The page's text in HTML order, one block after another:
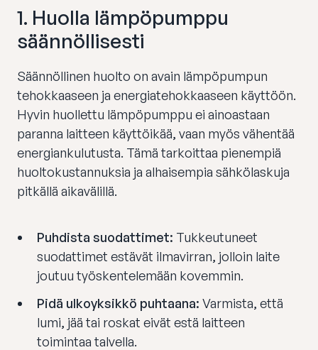
1. Huolla lämpöpumppu
säännöllisesti
Säännöllinen huolto on avain lämpöpumpun
tehokkaaseen ja energiatehokkaaseen käyttöön.
Hyvin huollettu lämpöpumppu ei ainoastaan
paranna laitteen käyttöikää, vaan myös vähentää
energiankulutusta. Tämä tarkoittaa pienempiä
huoltokustannuksia ja alhaisempia sähkölaskuja
pitkällä aikavälillä.
Puhdista suodattimet: Tukkeutuneet
suodattimet estävät ilmavirran, jolloin laite
joutuu työskentelemään kovemmin.
Pidä ulkoyksikkö puhtaana: Varmista, että
lumi, jää tai roskat eivät estä laitteen
toimintaa talvella.